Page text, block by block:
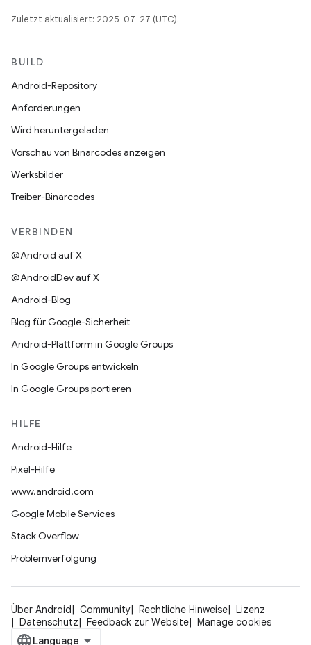
Zuletzt aktualisiert: 2025-07-27 (UTC).
BUILD
Android-Repository
Anforderungen
Wird heruntergeladen
Vorschau von Binärcodes anzeigen
Werksbilder
Treiber-Binärcodes
VERBINDEN
@Android auf X
@AndroidDev auf X
Android-Blog
Blog für Google-Sicherheit
Android-Plattform in Google Groups
In Google Groups entwickeln
In Google Groups portieren
HILFE
Android-Hilfe
Pixel-Hilfe
www.android.com
Google Mobile Services
Stack Overflow
Problemverfolgung
Über Android Community Rechtliche Hinweise
Lizenz
Datenschutz
Feedback zur Website Manage cookies